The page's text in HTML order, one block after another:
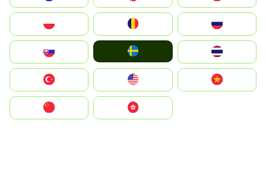
United States
中國香港特別行政區